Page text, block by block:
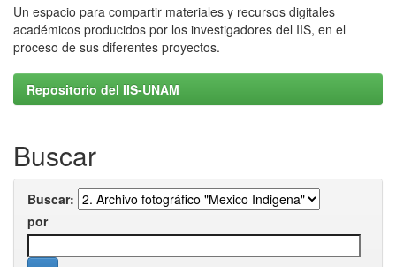
Un espacio para compartir materiales y recursos digitales
académicos producidos por los investigadores del IIS, en el
proceso de sus diferentes proyectos.
Repositorio del IIS-UNAM
Buscar
Buscar:
por